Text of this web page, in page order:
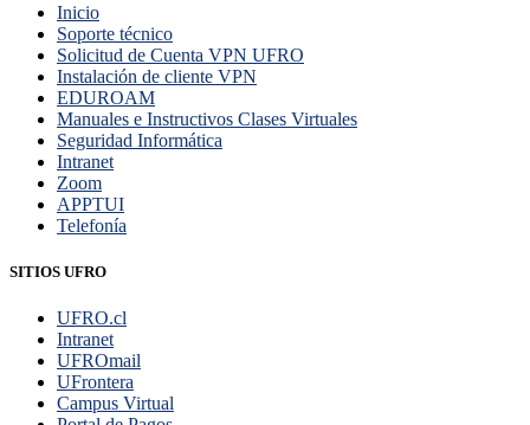
Inicio
Soporte técnico
Solicitud de Cuenta VPN UFRO
Instalación de cliente VPN
EDUROAM
Manuales e Instructivos Clases Virtuales
Seguridad Informática
Intranet
Zoom
APPTUI
Telefonía
SITIOS UFRO
UFRO.cl
Intranet
UFROmail
UFrontera
Campus Virtual